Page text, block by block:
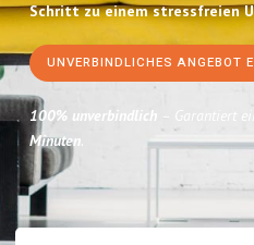
Schritt zu einem stressfreien
UNVERBINDLICHES ANGEBOT
100% unverbindlich – Garantiert
Minuten.